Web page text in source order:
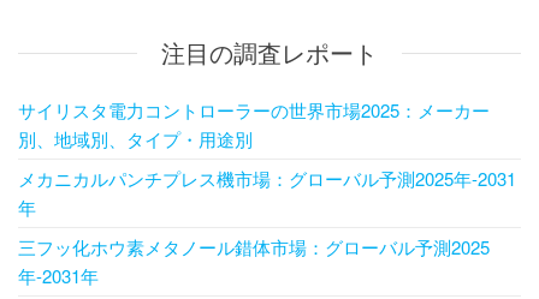
注目の調査レポート
サイリスタ電力コントローラーの世界市場2025：メーカー
別、地域別、タイプ・用途別
メカニカルパンチプレス機市場：グローバル予測2025年-2031
年
三フッ化ホウ素メタノール錯体市場：グローバル予測2025
年-2031年